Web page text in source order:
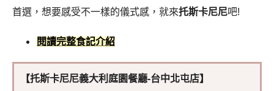
首選，想要感受不一樣的儀式感，就來托斯卡尼尼吧!
閱讀完整食記介紹
【托斯卡尼尼義大利庭園餐廳-台中北屯店】